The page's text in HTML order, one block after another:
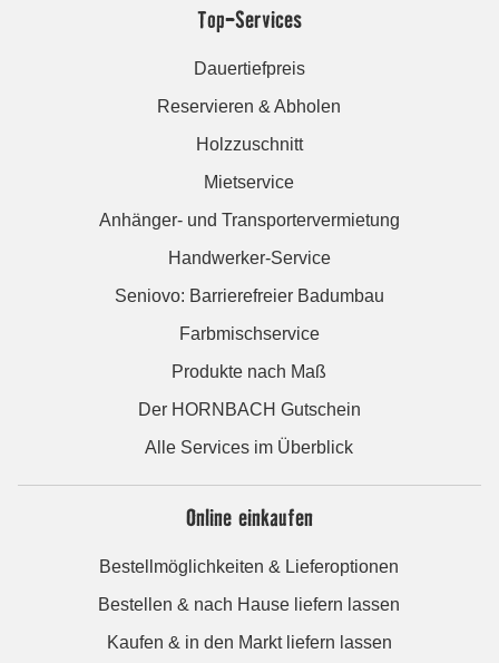
Top-Services
Dauertiefpreis
Reservieren & Abholen
Holzzuschnitt
Mietservice
Anhänger- und Transportervermietung
Handwerker-Service
Seniovo: Barrierefreier Badumbau
Farbmischservice
Produkte nach Maß
Der HORNBACH Gutschein
Alle Services im Überblick
Online einkaufen
Bestellmöglichkeiten & Lieferoptionen
Bestellen & nach Hause liefern lassen
Kaufen & in den Markt liefern lassen